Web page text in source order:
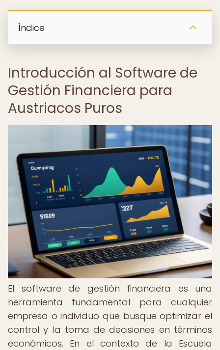
Índice
Introducción al Software de
Gestión Financiera para
Austriacos Puros
El software de gestión financiera es una
herramienta fundamental para cualquier
empresa o individuo que busque optimizar el
control y la toma de decisiones en términos
económicos. En el contexto de la Escuela